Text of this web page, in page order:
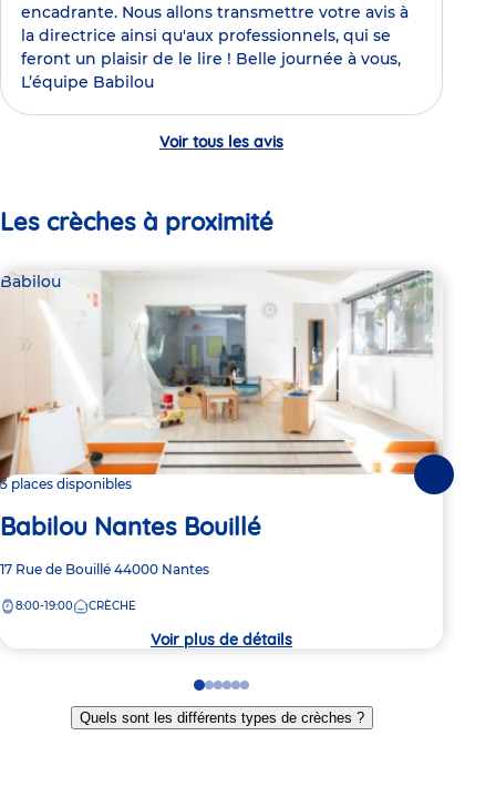
encadrante. Nous allons transmettre votre avis à
la directrice ainsi qu'aux professionnels, qui se
feront un plaisir de le lire ! Belle journée à vous,
L’équipe Babilou
Voir tous les avis
Les crèches à proximité
Babilou
3 places disponibles
Babilou Nantes Bouillé
Adresse
la
17 Rue de Bouillé 44000 Nantes
8:00-19:00 CRÈCHE
Voir plus de détails
Go
to
slide
Go
to
slide
Go
to
slide
Go
to
slide
Go
to
slide
Go
to
slide
Quels sont les différents types de crèches ?